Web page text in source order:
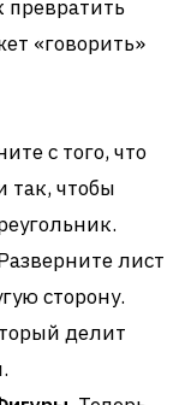
превратить
«говорить»
с того, что
так, чтобы
лист
сторону.
делит